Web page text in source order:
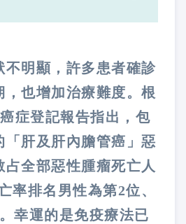
不明顯，許多患者確診
，也增加治療難度。根
症登記報告指出，包
「肝及肝內膽管癌」惡
全部惡性腫瘤死亡人
率排名男性為第2位、
幸運的是免疫療法已